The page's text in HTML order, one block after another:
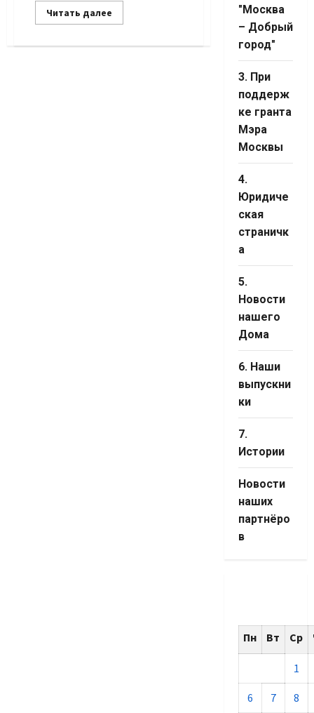
Читать далее
больше
и
"Москва
– Добрый
город"
3. При
поддерж
ке гранта
Мэра
Москвы
4.
Юридиче
ская
страничк
а
5.
Новости
нашего
Дома
6. Наши
выпускни
ки
7.
Истории
Новости
наших
партнёро
в
Пн Вт Ср
1
6 7 8